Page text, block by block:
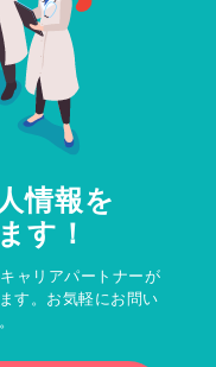
情報を
す！
ャリアパートナーが
す。お気軽にお問い